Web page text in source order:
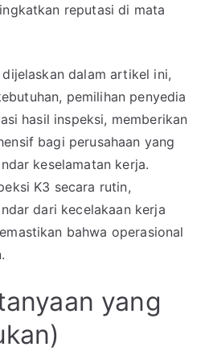
reputasi di mata
dalam artikel ini,
pemilihan penyedia
hasil inspeksi, memberikan
bagi perusahaan yang
keselamatan kerja.
K3 secara rutin,
dari kecelakaan kerja
bahwa operasional
yang